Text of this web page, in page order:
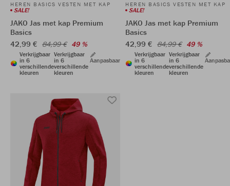
HEREN BASICS VESTEN MET KAP
SALE!
JAKO Jas met kap Premium
Basics
42,99 € 84,99 € 49 %
Verkrijgbaar
in 6
verschillende
kleuren
Verkrijgbaar
in 6
verschillende
kleuren
Aanpasbaar
HEREN BASICS VESTEN MET KAP
SALE!
JAKO Jas met kap Premium
Basics
42,99 € 84,99 € 49 %
Verkrijgbaar
in 6
verschillende
kleuren
Verkrijgbaar
in 6
verschillende
kleuren